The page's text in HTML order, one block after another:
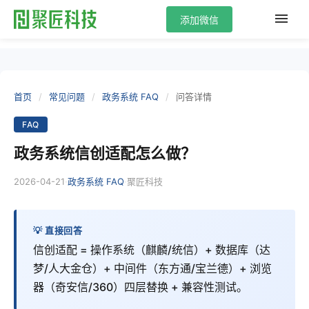
添加微信
首页 / 常见问题 / 政务系统 FAQ / 问答详情
FAQ
政务系统信创适配怎么做？
2026-04-21·政务系统 FAQ·聚匠科技
💡 直接回答
信创适配 = 操作系统（麒麟/统信）+ 数据库（达
梦/人大金仓）+ 中间件（东方通/宝兰德）+ 浏览
器（奇安信/360）四层替换 + 兼容性测试。